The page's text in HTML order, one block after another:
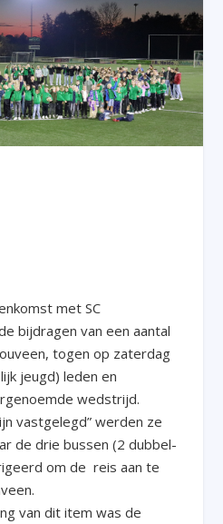
met SC
bijdragen van een aantal
togen op zaterdag
jeugd) leden en
wedstrijd.
vastgelegd” werden ze
de drie bussen (2 dubbel-
om de reis aan te
van dit item was de